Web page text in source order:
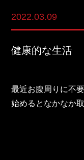
中古車販売事業
輸出入事業
新卒・キャリア採
2022.03.09
健康的な生活
最近お腹周りに不
始めるとなかなか